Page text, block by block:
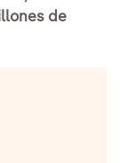
de